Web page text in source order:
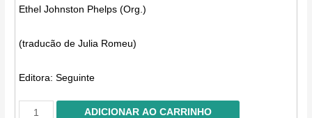
Ethel Johnston Phelps (Org.)
(traducão de Julia Romeu)
Editora: Seguinte
Chapeuzinho
ADICIONAR AO CARRINHO